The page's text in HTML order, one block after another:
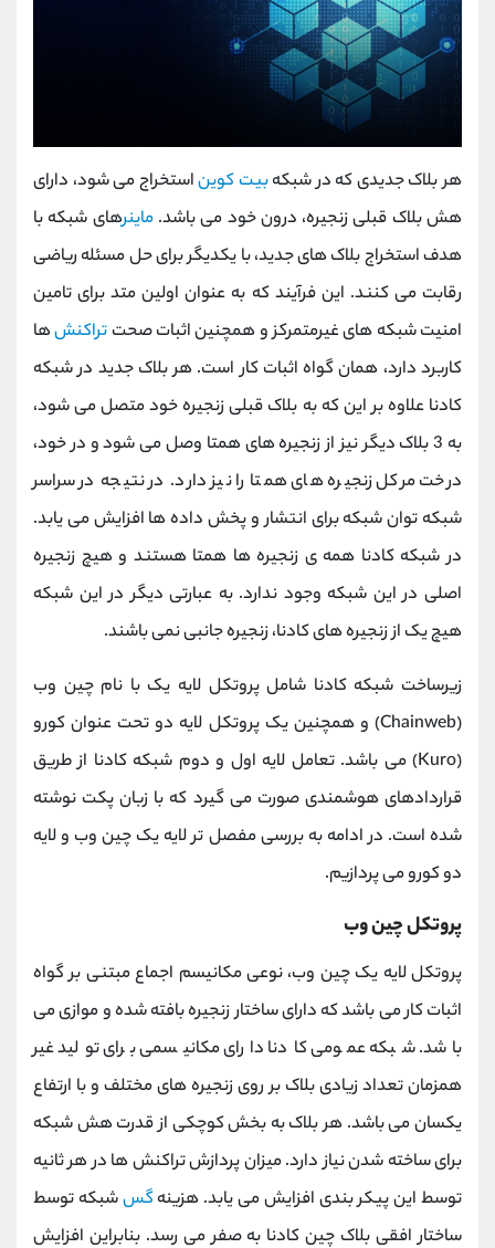
هر بلاک جدیدی که در شبکهبیت کویناستخراج می شود، دارای
هش بلاک قبلی زنجیره، درون خود می باشد.ماینرهای شبکه با
هدف استخراج بلاک های جدید، با یکدیگر برای حل مسئله ریاضی
رقابت می کنند. این فرآیند که به عنوان اولین متد برای تامین
امنیت شبکه های غیرمتمرکز و همچنین اثبات صحت تراکنشها
کاربرد دارد، همان گواه اثبات کار است. هر بلاک جدید در شبکه
کادنا علاوه بر این که به بلاک قبلی زنجیره خود متصل می شود،
به 3 بلاک دیگر نیز از زنجیره های همتا وصل می شود و در خود،
درخت مرکل زنجیره های همتا را نیز دارد. در نتیجه در سراسر
شبکه توان شبکه برای انتشار و پخش داده ها افزایش می یابد.
در شبکه کادنا همه ی زنجیره ها همتا هستند و هیچ زنجیره
اصلی در این شبکه وجود ندارد. به عبارتی دیگر در این شبکه
هیچ یک از زنجیره های کادنا، زنجیره جانبی نمی باشند.
زیرساخت شبکه کادنا شامل پروتکل لایه یک با نام چین وب
(Chainweb) و همچنین یک پروتکل لایه دو تحت عنوان کورو
(Kuro) می باشد. تعامل لایه اول و دوم شبکه کادنا از طریق
قراردادهای هوشمندی صورت می گیرد که با زبان پکت نوشته
شده است. در ادامه به بررسی مفصل تر لایه یک چین وب و لایه
دو کورو می پردازیم.
پروتکل چین وب
پروتکل لایه یک چین وب، نوعی مکانیسم اجماع مبتنی بر گواه
اثبات کار می باشد که دارای ساختار زنجیره بافته شده و موازی می
باشد. شبکه عمومی کادنا دارای مکانیسمی برای تولید غیر
همزمان تعداد زیادی بلاک بر روی زنجیره های مختلف و با ارتفاع
یکسان می باشد. هر بلاک به بخش کوچکی از قدرت هش شبکه
برای ساخته شدن نیاز دارد. میزان پردازش تراکنش ها در هر ثانیه
توسط این پیکر بندی افزایش می یابد. هزینهگسشبکه توسط
ساختار افقی بلاک چین کادنا به صفر می رسد. بنابراین افزایش